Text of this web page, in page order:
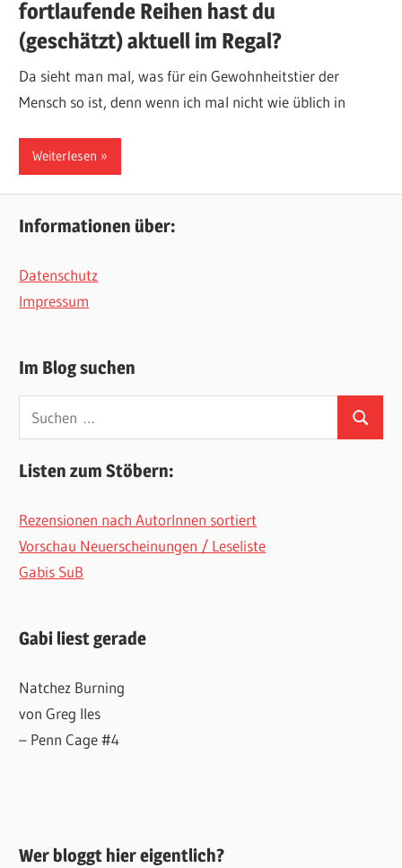
fortlaufende Reihen hast du
(geschätzt) aktuell im Regal?
Da sieht man mal, was für ein Gewohnheitstier der
Mensch so ist, denn wenn ich mal nicht wie üblich in
Weiterlesen
Informationen über:
Datenschutz
Impressum
Im Blog suchen
Suchen
nach:
Suchen
Listen zum Stöbern:
Rezensionen nach AutorInnen sortiert
Vorschau Neuerscheinungen / Leseliste
Gabis SuB
Gabi liest gerade
Natchez Burning
von Greg Iles
– Penn Cage #4
Wer bloggt hier eigentlich?